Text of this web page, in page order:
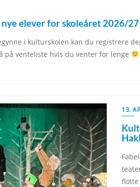
elever for skoleåret 2026/
i kulturskolen kan du registrere
på venteliste hvis du venter for lenge
13.
flotte